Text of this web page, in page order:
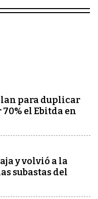
para duplicar
el Ebitda en
y volvió a la
subastas del